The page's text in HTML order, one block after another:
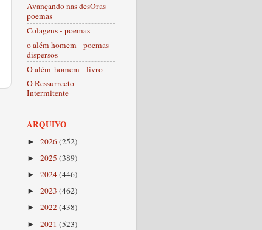
Avançando nas desOras -
poemas
Colagens - poemas
o além homem - poemas
dispersos
O além-homem - livro
O Ressurrecto
Intermitente
ARQUIVO
► 2026(252)
► 2025 (389)
► 2024(446)
► 2023 (462)
► 2022(438)
► 2021 (523)